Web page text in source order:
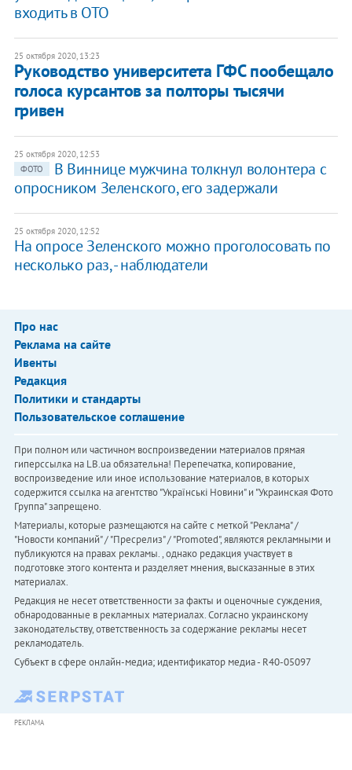
входить в ОТО
25 октября 2020, 13:23
Руководство университета ГФС пообещало
голоса курсантов за полторы тысячи
гривен
25 октября 2020, 12:53
ФОТО
В Виннице мужчина толкнул волонтера с
опросником Зеленского, его задержали
25 октября 2020, 12:52
На опросе Зеленского можно проголосовать по
несколько раз, - наблюдатели
Про нас
Реклама на сайте
Ивенты
Редакция
Политики и стандарты
Пользовательское соглашение
При полном или частичном воспроизведении материалов прямая
гиперссылка на LB.ua обязательна! Перепечатка, копирование,
воспроизведение или иное использование материалов, в которых
содержится ссылка на агентство "Українськi Новини" и "Украинская Фото
Группа" запрещено.
Материалы, которые размещаются на сайте с меткой "Реклама" /
"Новости компаний" / "Пресрелиз" / "Promoted", являются рекламными и
публикуются на правах рекламы. , однако редакция участвует в
подготовке этого контента и разделяет мнения, высказанные в этих
материалах.
Редакция не несет ответственности за факты и оценочные суждения,
обнародованные в рекламных материалах. Согласно украинскому
законодательству, ответственность за содержание рекламы несет
рекламодатель.
Субъект в сфере онлайн-медиа; идентификатор медиа - R40-05097
РЕКЛАМА